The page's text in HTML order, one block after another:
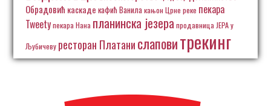
Обрадовић каскаде кафић Ванила кањон Црне реке пекара
Tweetyпекара Нана планинска језера продавница ЈЕРА у
Љубичеву ресторан Платанислаповитрекинг